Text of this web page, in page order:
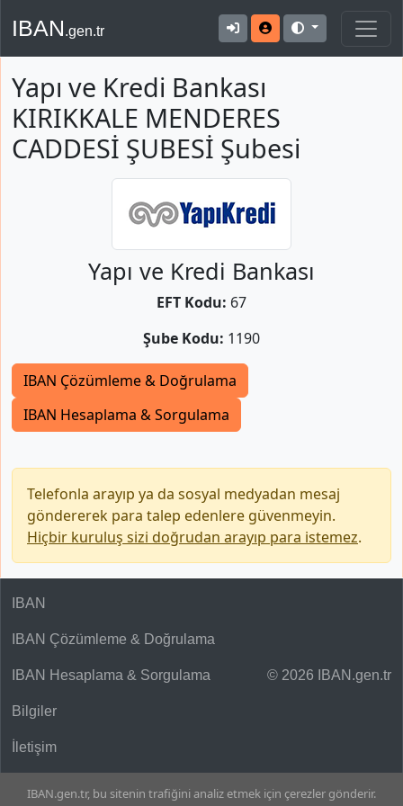
IBAN.gen.tr
Yapı ve Kredi Bankası
KIRIKKALE MENDERES
CADDESİ ŞUBESİ Şubesi
Yapı ve Kredi Bankası
EFT Kodu: 67
Şube Kodu: 1190
IBAN Çözümleme & Doğrulama
IBAN Hesaplama & Sorgulama
Telefonla arayıp ya da sosyal medyadan mesaj
göndererek para talep edenlere güvenmeyin.
Hiçbir kuruluş sizi doğrudan arayıp para istemez.
© 2026 IBAN.gen.tr
IBAN
IBAN Çözümleme & Doğrulama
IBAN Hesaplama & Sorgulama
Bilgiler
İletişim
IBAN.gen.tr, bu sitenin trafiğini analiz etmek için çerezler gönderir.